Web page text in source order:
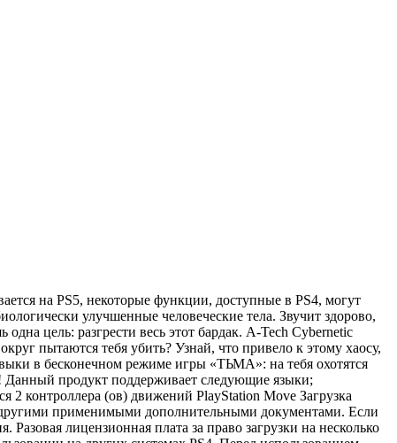
на PS5, некоторые функции, доступные в PS4, могут
улучшенные человеческие тела. Звучит здорово,
цель: разгрести весь этот бардак. A-Tech Cybernetic
пытаются тебя убить? Узнай, что привело к этому хаосу,
в бесконечном режиме игры «ТЬМА»: на тебя охотятся
продукт поддерживает следующие языки;
2 контроллера (ов) движений PlayStation Move Загрузка
применимыми дополнительными документами. Если
лицензионная плата за право загрузки на несколько